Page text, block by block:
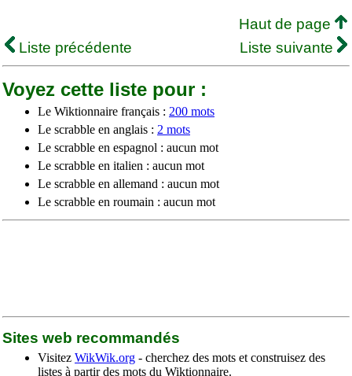
Haut de page
Liste précédente
Liste suivante
Voyez cette liste pour :
Le Wiktionnaire français : 200 mots
Le scrabble en anglais : 2 mots
Le scrabble en espagnol : aucun mot
Le scrabble en italien : aucun mot
Le scrabble en allemand : aucun mot
Le scrabble en roumain : aucun mot
Sites web recommandés
Visitez WikWik.org - cherchez des mots et construisez des
listes à partir des mots du Wiktionnaire.